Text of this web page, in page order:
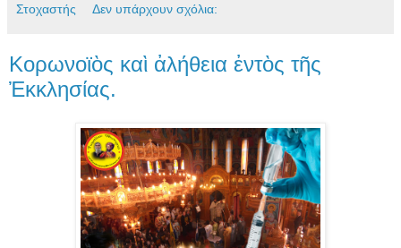
Στοχαστής Δεν υπάρχουν σχόλια:
Κορωνοϊὸς καὶ ἀλήθεια ἐντὸς τῆς
Ἐκκλησίας.